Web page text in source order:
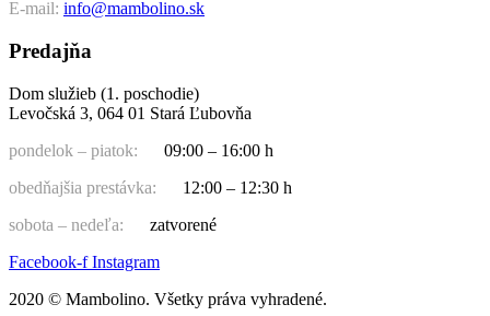
E-mail: info@mambolino.sk
Predajňa
Dom služieb (1. poschodie)
Levočská 3, 064 01 Stará Ľubovňa
pondelok – piatok:
09:00 – 16:00 h
obedňajšia prestávka:
12:00 – 12:30 h
sobota – nedeľa:
zatvorené
Facebook-f Instagram
2020 © Mambolino. Všetky práva vyhradené.